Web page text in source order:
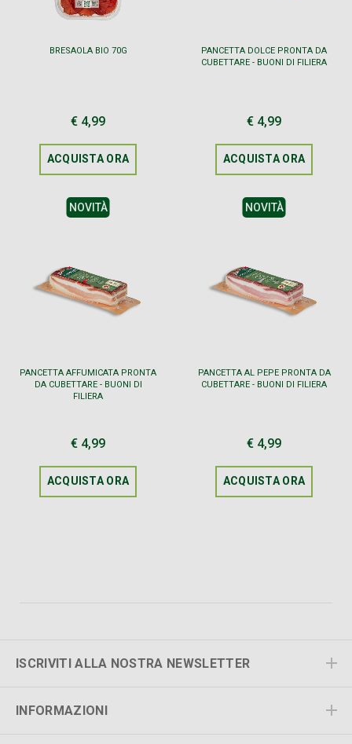
BRESAOLA BIO 70G
€ 4,99
ACQUISTA ORA
PANCETTA DOLCE PRONTA DA
CUBETTARE - BUONI DI FILIERA
€ 4,99
ACQUISTA ORA
NOVITÀ
PANCETTA AFFUMICATA PRONTA
DA CUBETTARE - BUONI DI
FILIERA
€ 4,99
ACQUISTA ORA
NOVITÀ
PANCETTA AL PEPE PRONTA DA
CUBETTARE - BUONI DI FILIERA
€ 4,99
ACQUISTA ORA
ISCRIVITI ALLA NOSTRA NEWSLETTER
INFORMAZIONI